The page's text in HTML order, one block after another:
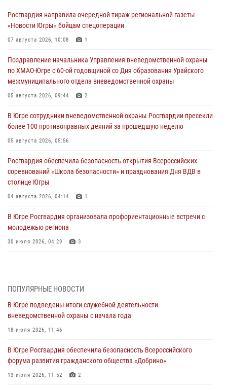
Росгвардия направила очередной тираж региональной газеты
«Новости Югры» бойцам спецоперации
07 августа 2026, 10:08 1
Поздравление начальника Управления вневедомственной охраны
по ХМАО-Югре с 60-ой годовщиной со Дня образования Урайского
межмуниципального отдела вневедомственной охраны
05 августа 2026, 09:44 2
В Югре сотрудники вневедомственной охраны Росгвардии пресекли
более 100 противоправных деяний за прошедшую неделю
05 августа 2026, 05:56
Росгвардия обеспечила безопасность открытия Всероссийских
соревнований «Школа безопасности» и празднования Дня ВДВ в
столице Югры
04 августа 2026, 04:14 1
В Югре Росгвардия организовала профориентационные встречи с
молодежью региона
30 июля 2026, 04:29 3
27 июля 2026, 11:42
Представители Росгвардии принимают участие в
межведомственных проверках объектов образования в Югре
27 июля 2026, 04:35
Росгвардейцы провели уроки безопасности для юных югорчан
24 июля 2026, 04:17 3
ПОПУЛЯРНЫЕ НОВОСТИ
В Югре подведены итоги служебной деятельности
вневедомственной охраны с начала года
18 июля 2026, 11:46
В Югре Росгвардия обеспечила безопасность Всероссийского
форума развития гражданского общества «Добрино»
13 июля 2026, 11:52 2